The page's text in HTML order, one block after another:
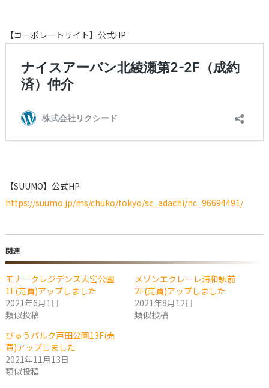
【コーポレートサイト】公式HP
【SUUMO】公式HP
https://suumo.jp/ms/chuko/tokyo/sc_adachi/nc_96694491/
関連
モナークレジデンス大宮公園
1F(売買)アップしました
2021年6月1日
類似投稿
メゾンエクレーレ浦和駅前
2F(売買)アップしました
2021年8月12日
類似投稿
びゅうパルク戸田公園13F(売
買)アップしました
2021年11月13日
類似投稿